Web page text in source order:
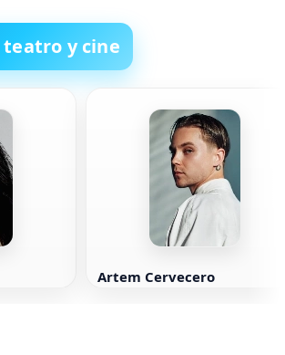
y cine
Artem Cervecero